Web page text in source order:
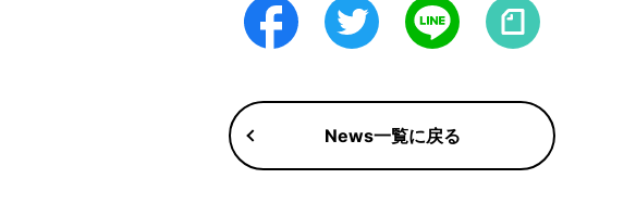
Facebook Twitter LINE note
News一覧に戻る